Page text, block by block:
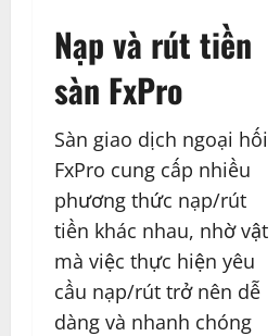
Nạp và rút tiền
sàn FxPro
Sàn giao dịch ngoại hối
FxPro cung cấp nhiều
phương thức nạp/rút
tiền khác nhau, nhờ vật
mà việc thực hiện yêu
cầu nạp/rút trở nên dễ
dàng và nhanh chóng